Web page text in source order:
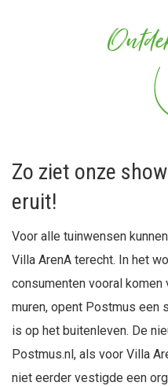
Zo ziet onze
eruit!
Voor alle tuinwensen
Villa ArenA terecht. In het
consumenten vooral
muren, opent Postmus een
is op het buitenleven. De
Postmus.nl, als voor Villa
niet eerder vestigde een